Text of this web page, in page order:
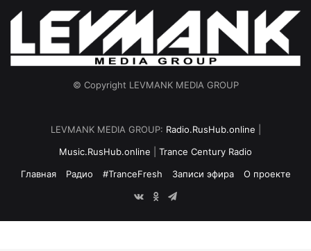
© Copyright LEVMANK MEDIA GROUP
LEVMANK MEDIA GROUP: Radio.RusHub.online
Music.RusHub.online
Trance Century Radio
Главная
Радио #TranceFresh Записи эфира
О проекте
vk.com
Odnoklassniki
Telegram